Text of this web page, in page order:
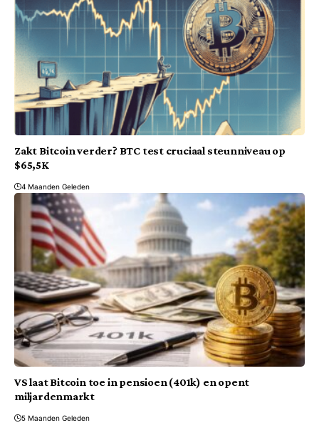
Zakt Bitcoin verder? BTC test cruciaal steunniveau op
$65,5K
4 Maanden Geleden
VS laat Bitcoin toe in pensioen (401k) en opent
miljardenmarkt
5 Maanden Geleden